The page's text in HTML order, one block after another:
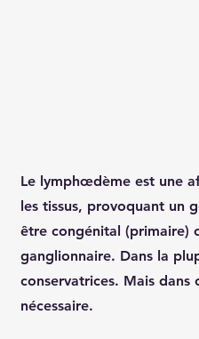
Le lymphœdème est une
les tissus, provoquant un
être congénital (primaire)
ganglionnaire. Dans la
conservatrices. Mais
nécessaire.